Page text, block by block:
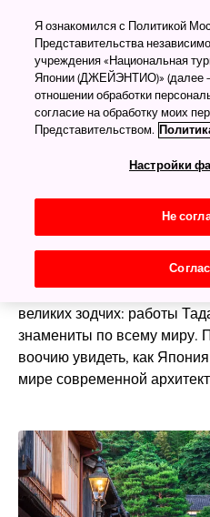
Японская
Богатая и
страна
Эстетика старинных
переосмысления западных
соответствии с японским
местными требованиями.
древних храмов до
изумительна. Страна
великих зодчих: работы
знамениты по всему миру.
воочию увидеть, как
мире современной
Я ознакомился с Политикой
Представительства
учреждения «Национальная
Японии (ДЖЕЙЭНТИО)» (далее –
отношении обработки
согласие на обработку моих
Представительством.
Настройки
Не